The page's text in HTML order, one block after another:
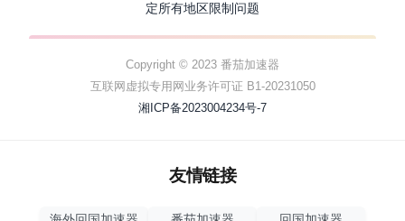
定所有地区限制问题
Copyright © 2023 番茄加速器
互联网虚拟专用网业务许可证 B1-20231050
湘ICP备2023004234号-7
友情链接